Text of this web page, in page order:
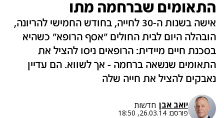
התאומים שברחמה מתו
אישה בשנות ה-30 לחייה, בחודש החמישי להריונה,
הובהלה היום לבית החולים "אסף הרופא" כשהיא
בסכנת חיים מיידית: הרופאים ניסו להציל את
התאומים שנשאה ברחמה - אך לשווא. הם עדיין
נאבקים להציל את חייה שלה
יואב אבן חדשות
פורסם: 26.03.14, 18:50